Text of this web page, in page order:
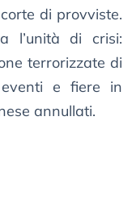
di provviste.
l’unità di crisi:
terrorizzate di
e fiere in
annullati.